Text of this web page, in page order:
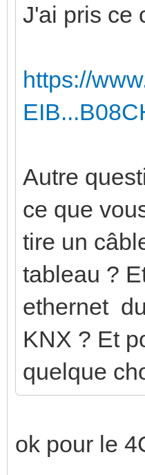
J'ai pris ce
https://
Autre
ce que
tire un
tableau ?
ethernet
KNX ? Et
quelque
ok pour le